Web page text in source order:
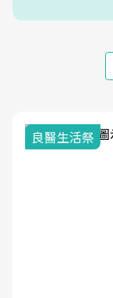
良醫生活祭